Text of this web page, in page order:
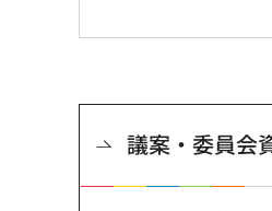
議案・委員会